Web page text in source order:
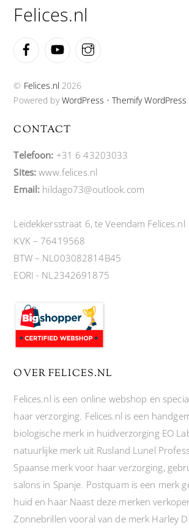
Felices.nl
FacebookYouTube
© Felices.nl 2026
Powered byWordPress •Themify
CONTACT
Telefoon: +31 6 43203033
Sites: www.felices.nl
Email: hildago73@outlook.com
Leidekkersstraat 6, te Veendam Felices.nl
KVK – 76419568
BTW – NL003082814B45
EORI - NL2342691875
OVER FELICES.NL
Felices.nl is een online webshop en
haar verzorging. Felices.nl is een
biologische merk in huidverzorging EO
natuurlijke merk uit Rusland Lunel
Spaanse merk voor haar verzorging,
salons in Spanje. Postquam is een merk
huid en haar Naast deze merken
Zonnebrillen vooral van de merk Harley